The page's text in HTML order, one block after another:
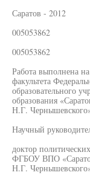
Саратов - 2012
005053862
005053862
Работа выполнена
факультета
образовательного
образования
Н.Г.
Научный
доктор
ФГБОУ ВПО
Н.Г.